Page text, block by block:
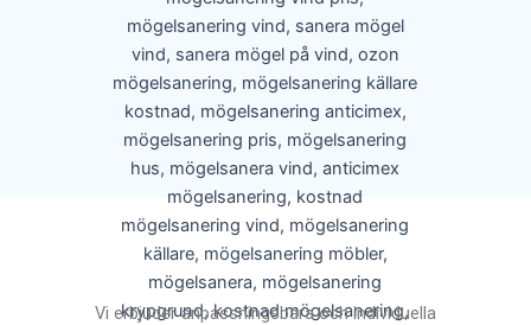
Vi erbjuder anpassningsbara och individuella